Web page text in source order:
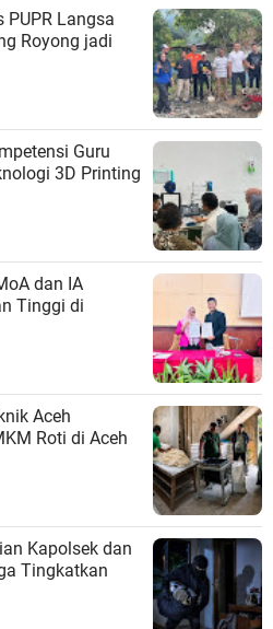
PUPR Langsa
Royong jadi
Guru
3D Printing
dan IA
Tinggi di
Aceh
Roti di Aceh
Kapolsek dan
Tingkatkan